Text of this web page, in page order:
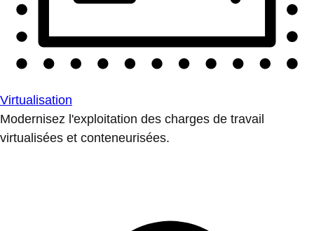
Virtualisation
Modernisez l'exploitation des charges de travail
virtualisées et conteneurisées.